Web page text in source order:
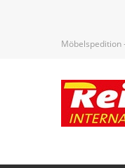
Möbelspedition